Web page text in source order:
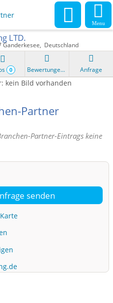
Menu
LTD.
Ganderkesee Deutschland
0 Bewertungen Anfrage
Partner
Partner-Eintrags keine
senden